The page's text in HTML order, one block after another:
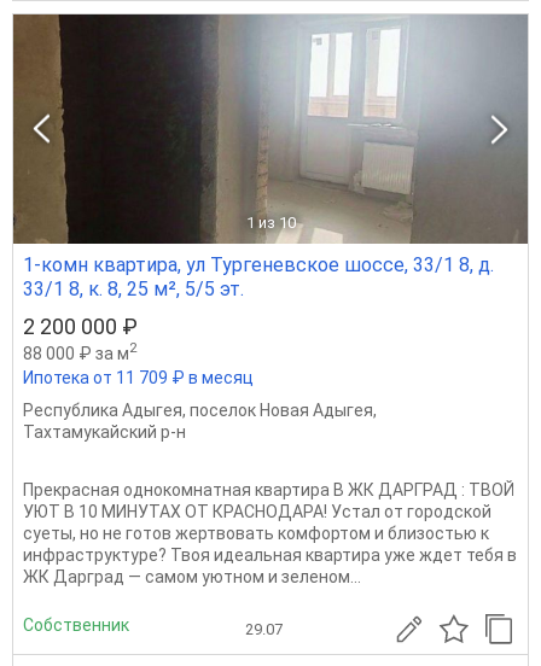
1 из 10
1-комн квартира, ул Тургеневское шоссе, 33/1 8, д.
33/1 8, к. 8, 25 м², 5/5 эт.
2 200 000 ₽
88 000 ₽ за м2
Ипотека от 11 709 ₽ в месяц
Республика Адыгея, поселок Новая Адыгея,
Тахтамукайский р-н
Прекрасная однокомнатная квартира В ЖК ДАРГРАД : ТВОЙ
УЮТ В 10 МИНУТАХ ОТ КРАСНОДАРА! Устал от городской
суеты, но не готов жертвовать комфортом и близостью к
инфраструктуре? Твоя идеальная квартира уже ждет тебя в
ЖК Дарград — самом уютном и зеленом...
Собственник 29.07